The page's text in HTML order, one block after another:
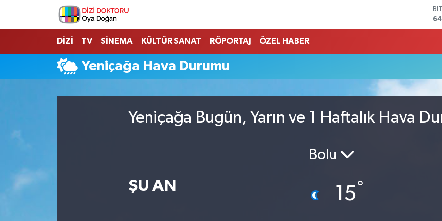
DİZİ TV SİNEMA KÜLTÜR SANAT RÖPORTAJ ÖZEL HABER
Yeniçağa Hava Durumu
Yeniçağa Bugün, Yarın ve 1 Haftalık Hava
ŞU AN
Bolu
15°
İstanbul Nöbetçi Eczaneler
İstanbul Hava Durumu
İstanbul Trafik Yoğunluk Haritası